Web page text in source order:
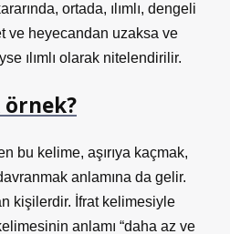
ortada, ılımlı, dengeli
ve heyecandan uzaksa ve
ılımlı olarak nitelendirilir.
bu kelime, aşırıya kaçmak,
anlamına da gelir.
kişilerdir. İfrat kelimesiyle
anlamı “daha az ve